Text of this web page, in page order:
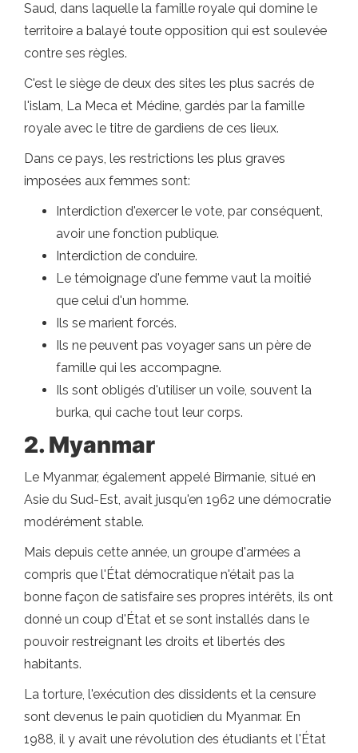
Saud, dans laquelle la famille royale qui domine le
territoire a balayé toute opposition qui est soulevée
contre ses règles.
C'est le siège de deux des sites les plus sacrés de
l'islam, La Meca et Médine, gardés par la famille
royale avec le titre de gardiens de ces lieux.
Dans ce pays, les restrictions les plus graves
imposées aux femmes sont:
Interdiction d'exercer le vote, par conséquent,
avoir une fonction publique.
Interdiction de conduire.
Le témoignage d'une femme vaut la moitié
que celui d'un homme.
Ils se marient forcés.
Ils ne peuvent pas voyager sans un père de
famille qui les accompagne.
Ils sont obligés d'utiliser un voile, souvent la
burka, qui cache tout leur corps.
2. Myanmar
Le Myanmar, également appelé Birmanie, situé en
Asie du Sud-Est, avait jusqu'en 1962 une démocratie
modérément stable.
Mais depuis cette année, un groupe d'armées a
compris que l'État démocratique n'était pas la
bonne façon de satisfaire ses propres intérêts, ils ont
donné un coup d'État et se sont installés dans le
pouvoir restreignant les droits et libertés des
habitants.
La torture, l'exécution des dissidents et la censure
sont devenus le pain quotidien du Myanmar. En
1988, il y avait une révolution des étudiants et l'État